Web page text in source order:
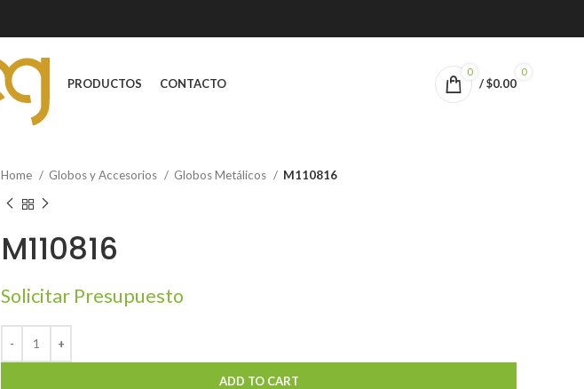
PRODUCTOS CONTACTO
0 0
/$0.00
Home Globos y Accesorios Globos Metálicos M110816
M110816
Solicitar Presupuesto
ADD TO CART